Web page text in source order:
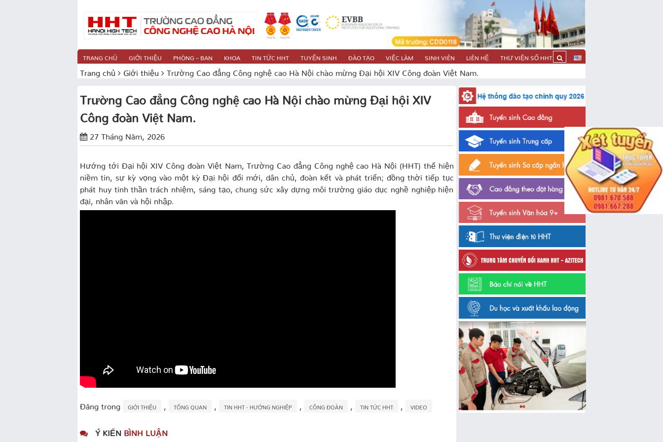
TRANG CHỦ GIỚI THIỆU PHÒNG – BAN KHOA TIN TỨC HHT TUYỂN SINH ĐÀO TẠO VIỆC LÀM SINH VIÊN LIÊN HỆ THƯ VIỆN SỐ HHT
Trang chủ Giới thiệu Trường Cao đẳng Công nghệ cao Hà Nội chào mừng Đại hội XIV Công đoàn Việt Nam.
Trường Cao đẳng Công nghệ cao Hà Nội chào mừng Đại hội XIV
Công đoàn Việt Nam.
27 Tháng Năm, 2026
Hướng tới Đại hội XIV Công đoàn Việt Nam, Trường Cao đẳng Công nghệ cao Hà Nội (HHT) thể hiện
niềm tin, sự kỳ vọng vào một kỳ Đại hội đổi mới, dân chủ, đoàn kết và phát triển; đồng thời tiếp tục
phát huy tinh thần trách nhiệm, sáng tạo, chung sức xây dựng môi trường giáo dục nghề nghiệp hiện
đại, nhân văn và hội nhập.
Đăng trong GIỚI THIỆU TỔNG QUAN TIN HHT - HƯỚNG NGHIỆP CÔNG ĐOÀN TIN TỨC HHT VIDEO
Ý KIẾN BÌNH LUẬN